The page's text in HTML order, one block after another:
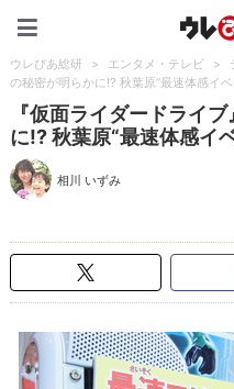
ウレぴあ総研 > エンタメ・テレビ >
の秘密が明らかに!? 秋葉原“最速体感イ
『仮面ライダードライ
に!? 秋葉原“最速体感イ
相川 いずみ